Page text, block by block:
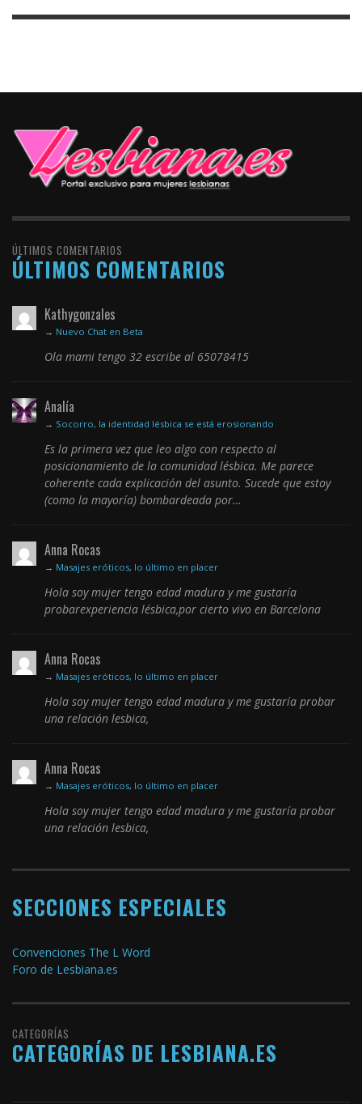
ÚLTIMOS COMENTARIOS
ÚLTIMOS COMENTARIOS
Kathygonzales
→ Nuevo Chat en Beta
Ola mami tengo 32 escribe al 65078415
Analía
→ Socorro, la identidad lésbica se está erosionando
Es la primera vez que leo algo con respecto al
posicionamiento de la comunidad lésbica. Me parece
coherente cada explicación del asunto. Sucede que estoy
(como la mayoría) bombardeada por…
Anna Rocas
→ Masajes eróticos, lo último en placer
Hola soy mujer tengo edad madura y me gustaría
probarexperiencia lésbica,por cierto vivo en Barcelona
Anna Rocas
→ Masajes eróticos, lo último en placer
Hola soy mujer tengo edad madura y me gustaría probar
una relación lesbica,
Anna Rocas
→ Masajes eróticos, lo último en placer
Hola soy mujer tengo edad madura y me gustaría probar
una relación lesbica,
SECCIONES ESPECIALES
Convenciones The L Word
Foro de Lesbiana.es
CATEGORÍAS
CATEGORÍAS DE LESBIANA.ES